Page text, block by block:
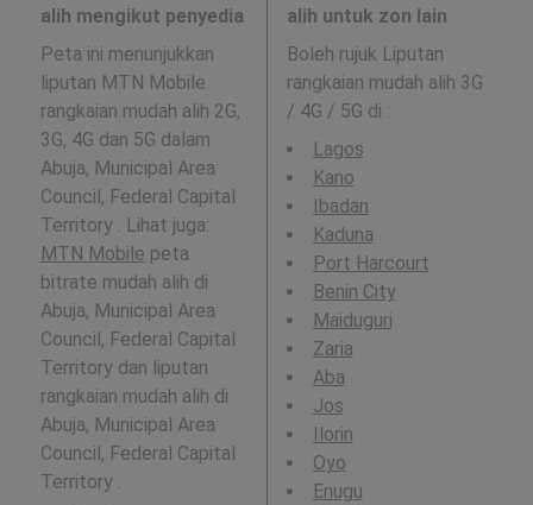
alih mengikut penyedia
Peta ini menunjukkan
liputan MTN Mobile
rangkaian mudah alih 2G,
3G, 4G dan 5G dalam
Abuja, Municipal Area
Council, Federal Capital
Territory . Lihat juga:
MTN Mobile peta
bitrate mudah alih di
Abuja, Municipal Area
Council, Federal Capital
Territory dan liputan
rangkaian mudah alih di
Abuja, Municipal Area
Council, Federal Capital
Territory .
alih untuk zon lain
Boleh rujuk Liputan
rangkaian mudah alih 3G
/ 4G / 5G di :
Lagos
Kano
Ibadan
Kaduna
Port Harcourt
Benin City
Maiduguri
Zaria
Aba
Jos
Ilorin
Oyo
Enugu